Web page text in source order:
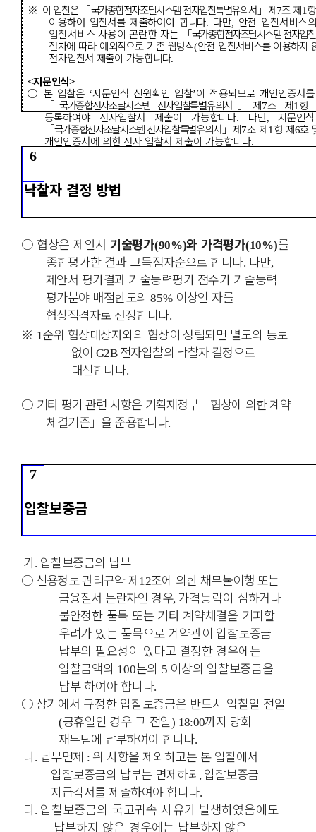
※ 이 입찰은 「국가종합전자조달시스템 전자입찰특별유의서 」 제7조 제1
이용하여 입찰서를 제출하여야 합니다. 다만, 안전 입찰서비스
입찰서비스 사용이 곤란한 자는
「국가종합전자조달시스템 전자입
절차에 따라 예외적으로 기존 웹방식(안전 입찰서비스를 이용하지
전자입찰서 제출이 가능합니다.
<지문인식>
○ 본 입찰은 ‘지문인식 신원확인 입찰’이 적용되므로 개인인증서
「국가종합전자조달시스템 전자입찰특별유의서 」 제7조 제1항
등록하여야 전자입찰서 제출이 가능합니다. 다만,지문인
「국가종합전자조달시스템 전자입찰특별유의서 」 제7조 제1항 제6호
개인인증서에 의한 전자 입찰서 제출이 가능합니다.
6
낙찰자 결정 방법
○ 협상은 제안서 기술평가(90%)와 가격평가(10%)를
종합평가한 결과 고득점자순으로 합니다. 다만,
제안서 평가결과 기술능력평가 점수가 기술능력
평가분야 배점한도의85% 이상인 자를
협상적격자로 선정합니다.
※ 1순위 협상대상자와의 협상이 성립되면 별도의 통보
없이 G2B 전자입찰의 낙찰자 결정으로
대신합니다.
○ 기타 평가 관련 사항은 기획재정부「협상에 의한 계약
체결기준」 을 준용합니다.
7
입찰보증금
가. 입찰보증금의 납부
○ 신용정보 관리규약 제12조에 의한 채무불이행 또는
금융질서 문란자인 경우, 가격등락이 심하거나
불안정한 품목 또는 기타 계약체결을 기피할
우려가 있는 품목으로 계약관이 입찰보증금
납부의 필요성이 있다고 결정한 경우에는
입찰금액의 100분의 5 이상의 입찰보증금을
납부 하여야 합니다.
○ 상기에서 규정한 입찰보증금은 반드시 입찰일 전일
(공휴일인 경우 그 전일) 18:00까지 당회
재무팀에 납부하여야 합니다.
나. 납부면제 : 위 사항을 제외하고는 본 입찰에서
입찰보증금의 납부는 면제하되, 입찰보증금
지급각서를 제출하여야 합니다.
다. 입찰보증금의 국고귀속 사유가 발생하였음에도
납부하지 않은 경우에는 납부하지 않은